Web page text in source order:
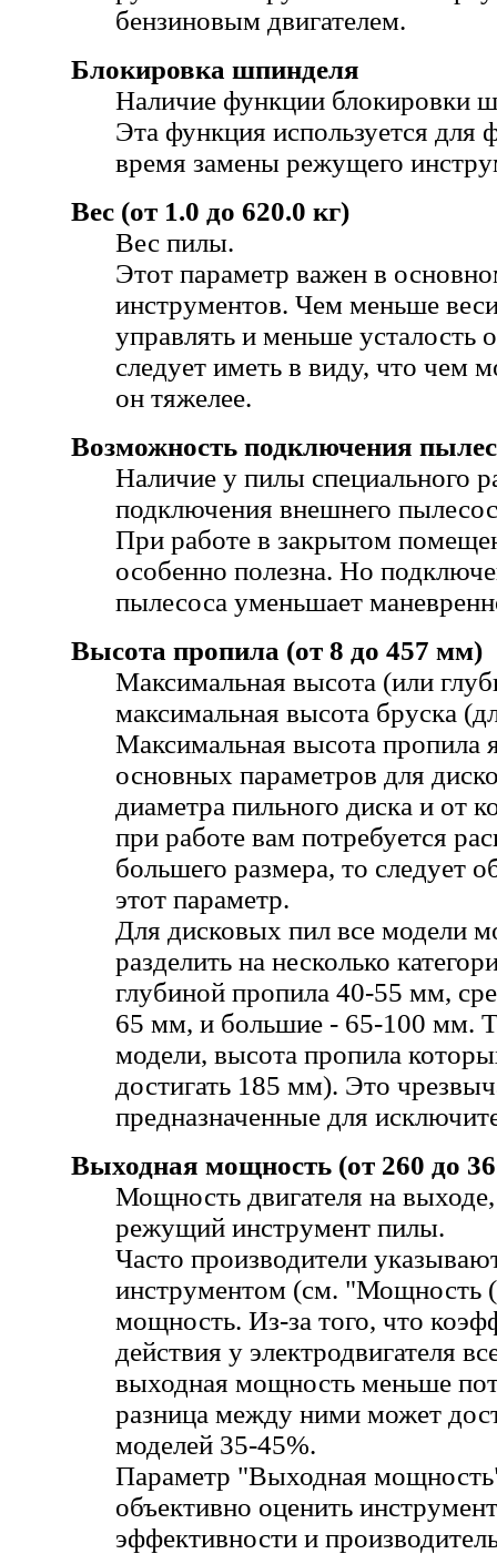
бензиновым двигателем.
Блокировка шпинделя
Наличие функции блокировки
Эта функция используется для
время замены режущего
Вес (от 1.0 до 620.0 кг)
Вес пилы.
Этот параметр важен в
инструментов. Чем меньше
управлять и меньше усталость
следует иметь в виду, что чем
он тяжелее.
Возможность подключения
Наличие у пилы специального
подключения внешнего
При работе в закрытом
особенно полезна. Но
пылесоса уменьшает
Высота пропила (от 8 до 457 мм)
Максимальная высота (или
максимальная высота бруска
Максимальная высота пропила
основных параметров для
диаметра пильного диска и от
при работе вам потребуется
большего размера, то следует
этот параметр.
Для дисковых пил все модели
разделить на несколько
глубиной пропила 40-55 мм,
65 мм, и большие - 65-100 мм.
модели, высота пропила
достигать 185 мм). Это
предназначенные для
Выходная мощность (от 260 до
Мощность двигателя на выходе,
режущий инструмент пилы.
Часто производители
инструментом (см. "Мощность
мощность. Из-за того, что
действия у электродвигателя
выходная мощность меньше
разница между ними может
моделей 35-45%.
Параметр "Выходная
объективно оценить
эффективности и